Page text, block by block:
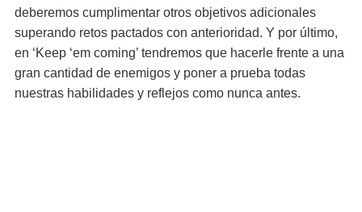
deberemos cumplimentar otros objetivos adicionales
superando retos pactados con anterioridad. Y por último,
en ‘Keep ‘em coming’ tendremos que hacerle frente a una
gran cantidad de enemigos y poner a prueba todas
nuestras habilidades y reflejos como nunca antes.